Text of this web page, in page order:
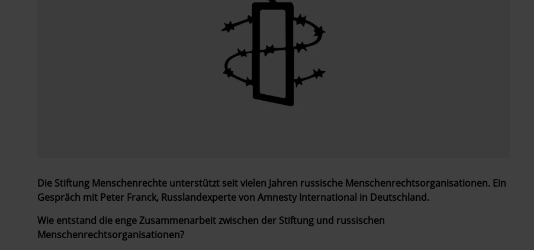
Die Stiftung Menschenrechte unterstützt seit vielen Jahren russische Menschenrechtsorganisationen. Ein
Gespräch mit Peter Franck, Russlandexperte von Amnesty International in Deutschland.
Wie entstand die enge Zusammenarbeit zwischen der Stiftung und russischen
Menschenrechtsorganisationen?